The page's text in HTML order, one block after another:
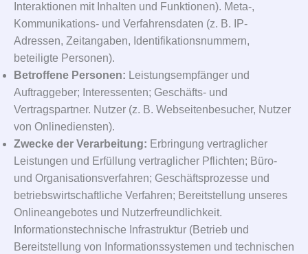
Interaktionen mit Inhalten und Funktionen). Meta-,
Kommunikations- und Verfahrensdaten (z. B. IP-
Adressen, Zeitangaben, Identifikationsnummern,
beteiligte Personen).
Betroffene Personen: Leistungsempfänger und
Auftraggeber; Interessenten; Geschäfts- und
Vertragspartner. Nutzer (z. B. Webseitenbesucher, Nutzer
von Onlinediensten).
Zwecke der Verarbeitung: Erbringung vertraglicher
Leistungen und Erfüllung vertraglicher Pflichten; Büro-
und Organisationsverfahren; Geschäftsprozesse und
betriebswirtschaftliche Verfahren; Bereitstellung unseres
Onlineangebotes und Nutzerfreundlichkeit.
Informationstechnische Infrastruktur (Betrieb und
Bereitstellung von Informationssystemen und technischen